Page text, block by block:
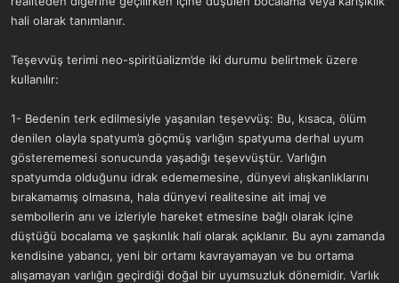
a
t
n
r
i
i
hali olarak tanımlanır.
Teşevvüş terimi neo-spiritüalizm’de iki durumu belirtmek üzere
kullanılır:
1- Bedenin terk edilmesiyle yaşanılan teşevvüş: Bu, kısaca, ölüm
denilen olayla spatyum’a göçmüş varlığın spatyuma derhal uyum
gösterememesi sonucunda yaşadığı teşevvüştür. Varlığın
spatyumda olduğunu idrak edememesine, dünyevi alışkanlıklarını
bırakamamış olmasına, hala dünyevi realitesine ait imaj ve
sembollerin anı ve izleriyle hareket etmesine bağlı olarak içine
düştüğü bocalama ve şaşkınlık hali olarak açıklanır. Bu aynı zamanda
kendisine yabancı, yeni bir ortamı kavrayamayan ve bu ortama
alışamayan varlığın geçirdiği doğal bir uyumsuzluk dönemidir. Varlık